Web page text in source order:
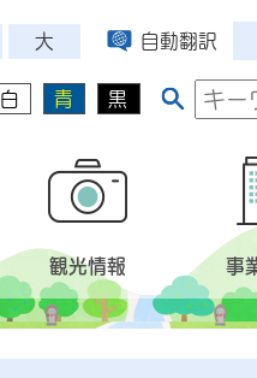
大 自動翻訳
白 青 黒
観光情報 事